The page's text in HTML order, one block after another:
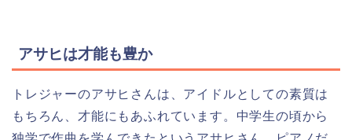
アサヒは才能も豊か
トレジャーのアサヒさんは、アイドルとしての素質は
もちろん、才能にもあふれています。中学生の頃から